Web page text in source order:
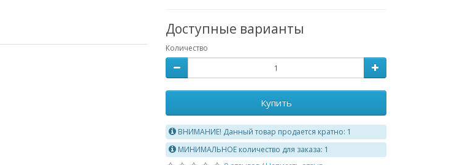
Доступные варианты
Количество
Купить
ВНИМАНИЕ! Данный товар продается кратно: 1
МИНИМАЛЬНОЕ количество для заказа: 1